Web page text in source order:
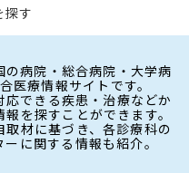
探す
病院・総合病院・大学病
医療情報サイトです。
できる疾患・治療などか
を探すことができます。
材に基づき、各診療科の
に関する情報も紹介。